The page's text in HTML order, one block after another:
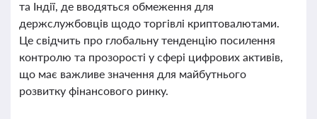
та Індії, де вводяться обмеження для
держслужбовців щодо торгівлі криптовалютами.
Це свідчить про глобальну тенденцію посилення
контролю та прозорості у сфері цифрових активів,
що має важливе значення для майбутнього
розвитку фінансового ринку.